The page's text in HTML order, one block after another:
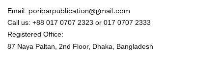
Email: poribarpublication@gmail.com
Call us: +88 017 0707 2323 or 017 0707 2333
Registered Office:
87 Naya Paltan, 2nd Floor, Dhaka, Bangladesh